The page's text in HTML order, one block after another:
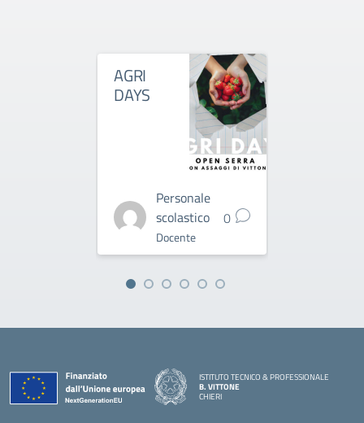
AGRI
DAYS
Personale
scolastico
Docente
0
ISTITUTO TECNICO & PROFESSIONALE
B. VITTONE
CHIERI